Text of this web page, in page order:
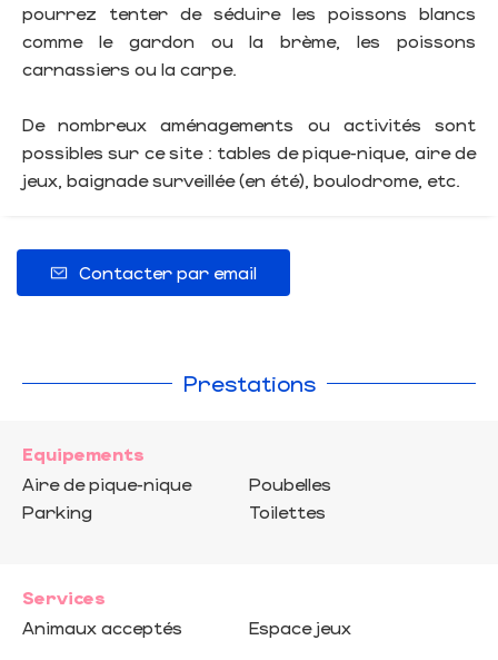
pourrez tenter de séduire les poissons blancs
comme le gardon ou la brème, les poissons
carnassiers ou la carpe.
De nombreux aménagements ou activités sont
possibles sur ce site : tables de pique-nique, aire de
jeux, baignade surveillée (en été), boulodrome, etc.
Contacter par email
Prestations
Equipements
Aire de pique-nique
Parking
Poubelles
Toilettes
Services
Animaux acceptés
Espace jeux